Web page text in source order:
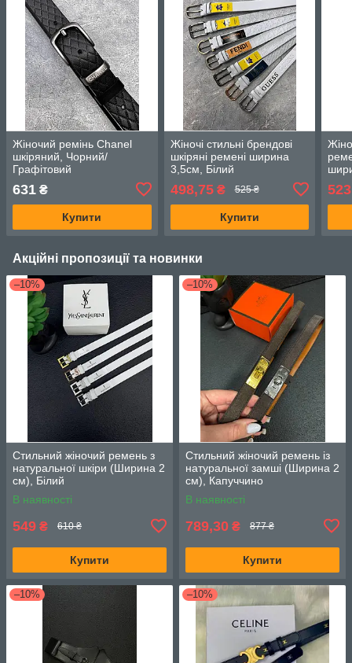
Жіночий ремінь Chanel
шкіряний, Чорний/
Графітовий
631 ₴
Купити
Жіночі стильні брендові
шкіряні ремені ширина
3,5см, Білий
498,75₴ 525 ₴
Купити
Акційні пропозиції та новинки
–10%
Стильний жіночий ремень з
натуральної шкіри (Ширина 2
см), Білий
В наявності
549 ₴ 610 ₴
Купити
–10%
Стильний жіночий ремень із
натуральної замші (Ширина 2
см), Капуччино
В наявності
789,30 ₴ 877 ₴
Купити
–10% –10%